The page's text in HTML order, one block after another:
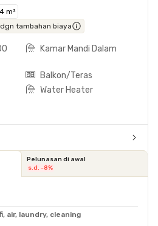
m²
tambahan biaya
Kamar Mandi Dalam
Balkon/Teras
Water Heater
Pelunasan di awal
s.d. -8%
air, laundry, cleaning